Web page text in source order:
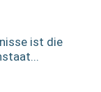
ist die